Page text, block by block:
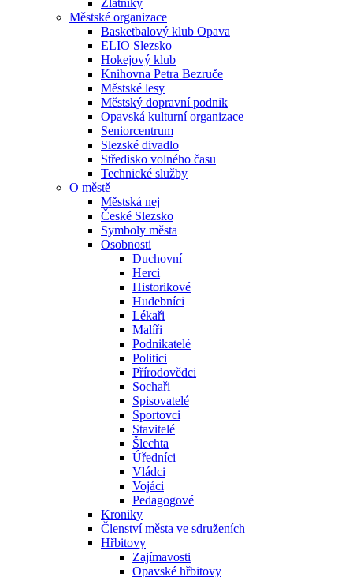
Zlatníky
Městské organizace
Basketbalový klub Opava
ELIO Slezsko
Hokejový klub
Knihovna Petra Bezruče
Městské lesy
Městský dopravní podnik
Opavská kulturní organizace
Seniorcentrum
Slezské divadlo
Středisko volného času
Technické služby
O městě
Městská nej
České Slezsko
Symboly města
Osobnosti
Duchovní
Herci
Historikové
Hudebníci
Lékaři
Malíři
Podnikatelé
Politici
Přírodovědci
Sochaři
Spisovatelé
Sportovci
Stavitelé
Šlechta
Úředníci
Vládci
Vojáci
Pedagogové
Kroniky
Členství města ve sdruženích
Hřbitovy
Zajímavosti
Opavské hřbitovy